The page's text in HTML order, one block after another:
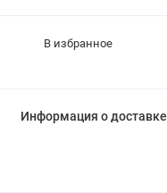
В избранное
Информация о доставке